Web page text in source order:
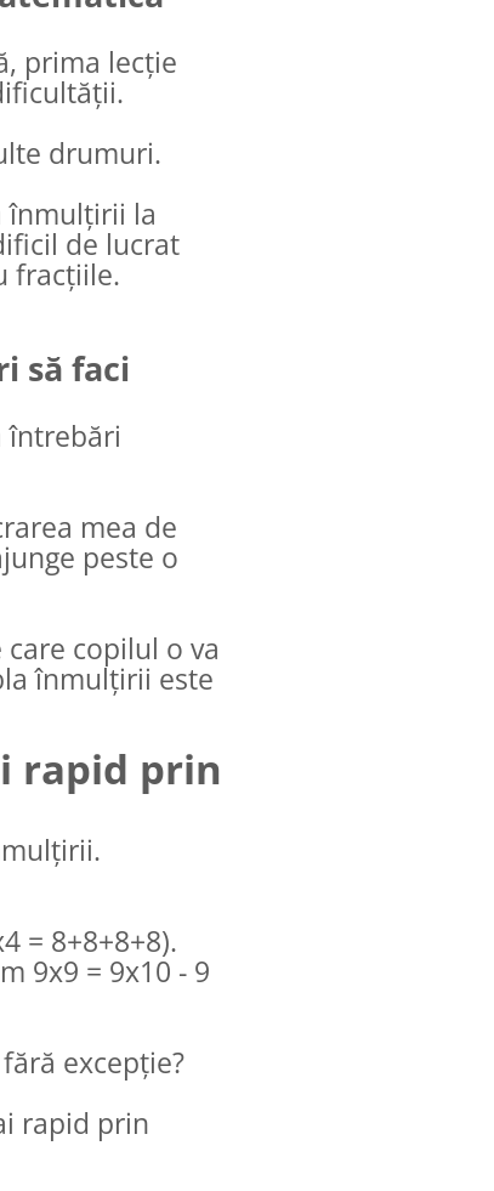
prima lecție
drumuri.
înmulțirii la
de lucrat
fracțiile.
să faci
întrebări
mea de
peste o
copilul o va
înmulțirii este
rapid prin
= 8+8+8+8).
9x9 = 9x10 - 9
excepție?
rapid prin